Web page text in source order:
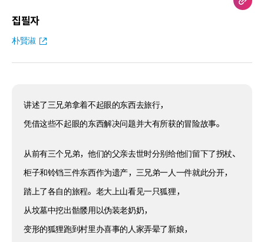
집필자
朴賢淑
讲述了三兄弟拿着不起眼的东西去旅行，
凭借这些不起眼的东西解决问题并大有所获的冒险故事。
从前有三个兄弟，他们的父亲去世时分别给他们留下了拐杖、
柜子和铃铛三件东西作为遗产，三兄弟一人一件就此分开，
踏上了各自的旅程。老大上山看见一只狐狸，
从坟墓中挖出骷髅用以伪装老奶奶，
变形的狐狸跑到村里办喜事的人家弄晕了新娘，